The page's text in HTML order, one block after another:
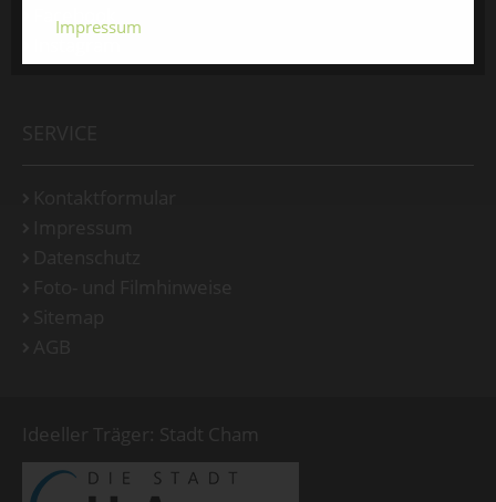
Facebook
Instagram
Ideeller Träger: Stadt Cham
Impressum